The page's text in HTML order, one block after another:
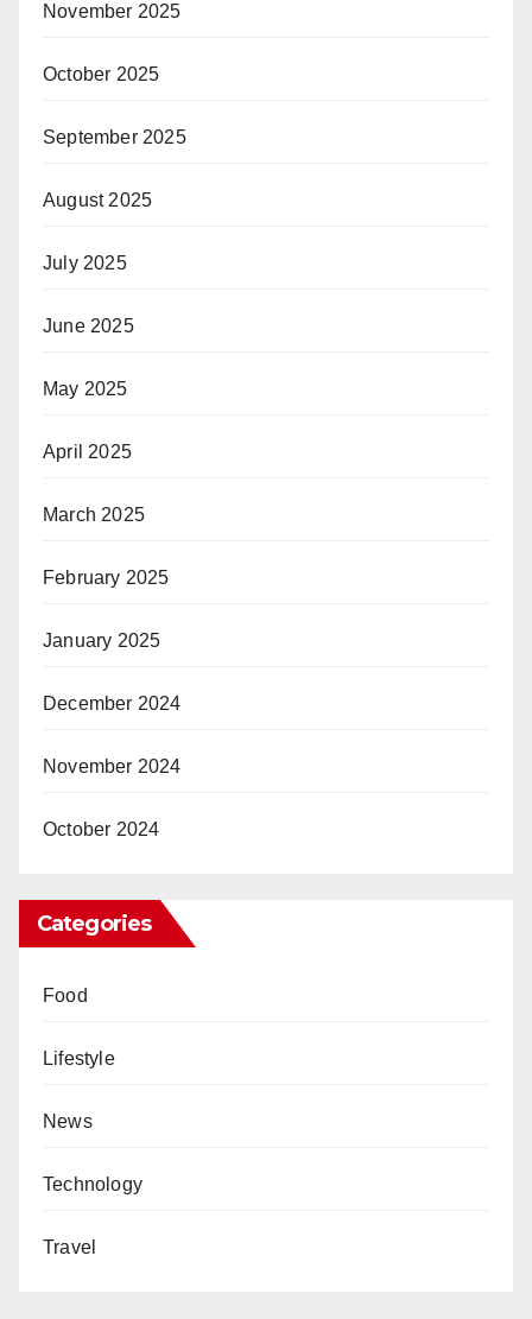
November 2025
October 2025
September 2025
August 2025
July 2025
June 2025
May 2025
April 2025
March 2025
February 2025
January 2025
December 2024
November 2024
October 2024
Categories
Food
Lifestyle
News
Technology
Travel